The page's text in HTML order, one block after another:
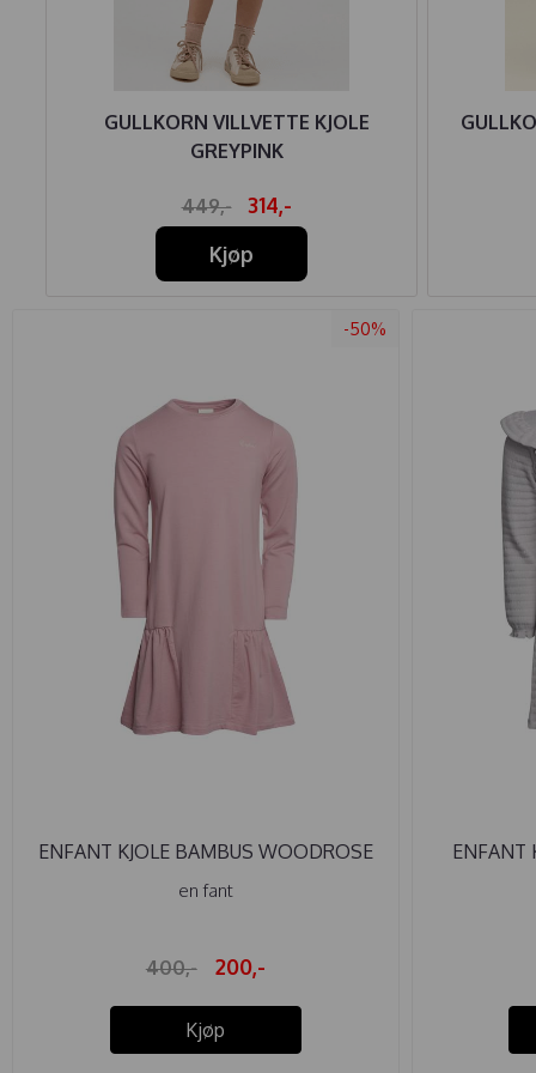
GULLKORN VILLVETTE KJOLE
GREYPINK
449,-
314,-
Kjøp
-50%
ENFANT KJOLE BAMBUS WOODROSE
en fant
400,- 200,-
Kjøp
ENFANT